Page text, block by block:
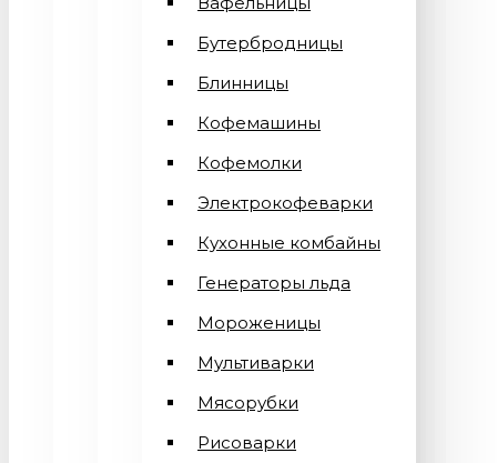
Бутербродницы
Блинницы
Кофемашины
Кофемолки
Электрокофеварки
Кухонные комбайны
Генераторы льда
Мороженицы
Мультиварки
Мясорубки
Рисоварки